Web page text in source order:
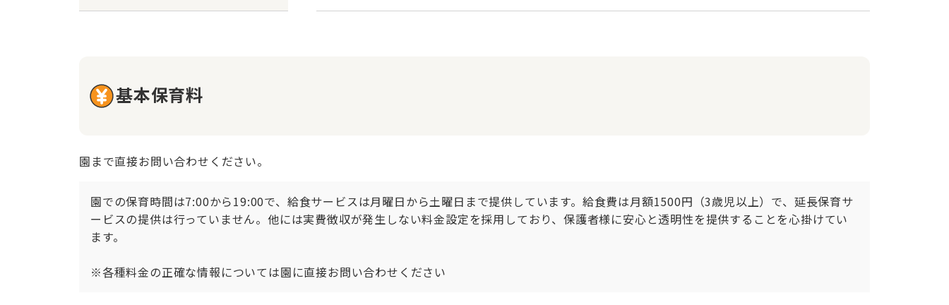
基本保育料
園まで直接お問い合わせください。
園での保育時間は7:00から19:00で、給食サービスは月曜日から土曜日まで提供しています。給食費は月額1500円（3歳児以上）で、延長保育サ
ービスの提供は行っていません。他には実費徴収が発生しない料金設定を採用しており、保護者様に安心と透明性を提供することを心掛けてい
ます。
※各種料金の正確な情報については園に直接お問い合わせください